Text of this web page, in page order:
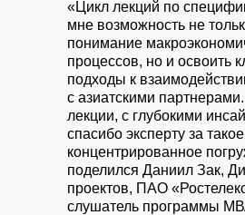
«Цикл лекций по
мне возможность не
понимание
процессов, но и освоить
подходы к
с азиатскими
лекции, с глубокими
спасибо эксперту за такое
концентрированное
поделился Даниил Зак,
проектов, ПАО
слушатель программы